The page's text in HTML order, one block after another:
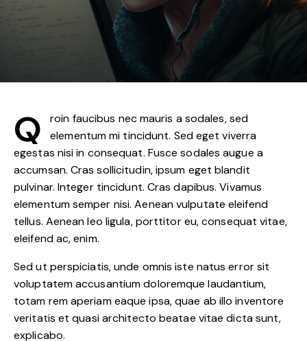
Q
roin faucibus nec mauris a sodales, sed
elementum mi tincidunt. Sed eget viverra
egestas nisi in consequat. Fusce sodales augue a
accumsan. Cras sollicitudin, ipsum eget blandit
pulvinar. Integer tincidunt. Cras dapibus. Vivamus
elementum semper nisi. Aenean vulputate eleifend
tellus. Aenean leo ligula, porttitor eu, consequat vitae,
eleifend ac, enim.
Sed ut perspiciatis, unde omnis iste natus error sit
voluptatem accusantium doloremque laudantium,
totam rem aperiam eaque ipsa, quae ab illo inventore
veritatis et quasi architecto beatae vitae dicta sunt,
explicabo.